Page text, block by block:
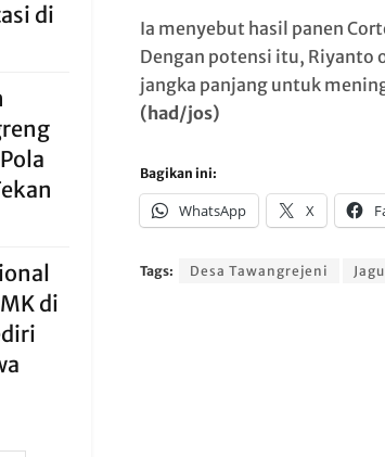
Ia menyebut hasil panen
Dengan potensi itu,
jangka panjang untuk
(had/jos)
Bagikan ini:
WhatsApp X
Tags: Desa Tawangrejeni
di
di